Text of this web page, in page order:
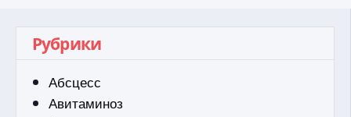
Рубрики
Абсцесс
Авитаминоз